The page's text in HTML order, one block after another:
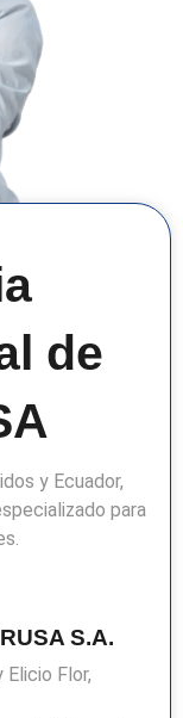
de
y Ecuador,
para
S.A.
Flor,